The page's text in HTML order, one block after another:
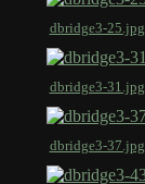
dbridge3-25.jpg
dbridge3-31.jpg
dbridge3-37.jpg